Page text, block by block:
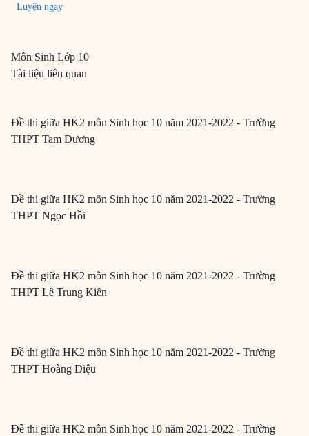
Luyện ngay
Môn Sinh Lớp 10
Tài liệu liên quan
Đề thi giữa HK2 môn Sinh học 10 năm 2021-2022 - Trường
THPT Tam Dương
Đề thi giữa HK2 môn Sinh học 10 năm 2021-2022 - Trường
THPT Ngọc Hồi
Đề thi giữa HK2 môn Sinh học 10 năm 2021-2022 - Trường
THPT Lê Trung Kiên
Đề thi giữa HK2 môn Sinh học 10 năm 2021-2022 - Trường
THPT Hoàng Diệu
Đề thi giữa HK2 môn Sinh học 10 năm 2021-2022 - Trường